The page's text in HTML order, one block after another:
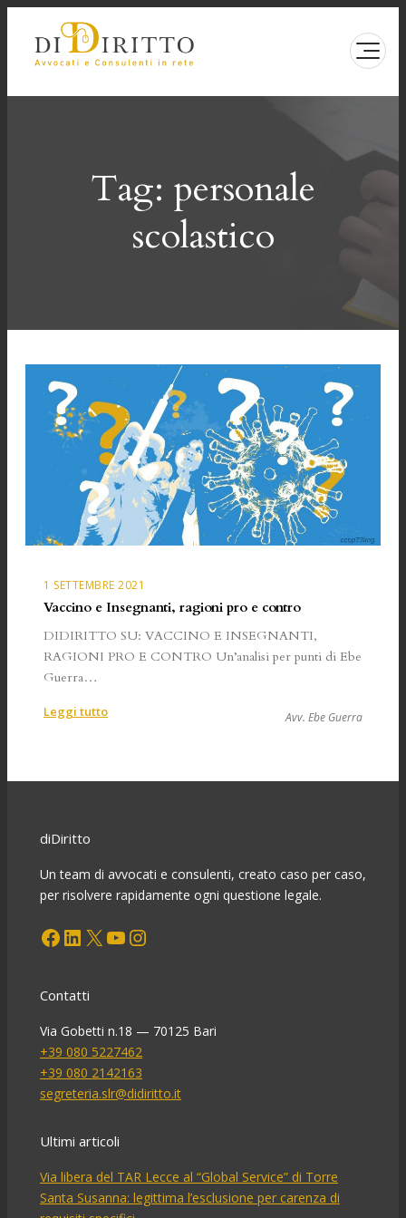
contenuto
Tag: personale
scolastico
1 SETTEMBRE 2021
Vaccino e Insegnanti, ragioni pro e contro
DIDIRITTO SU: VACCINO E INSEGNANTI,
RAGIONI PRO E CONTRO Un’analisi per punti di Ebe
Guerra…
Leggi tutto:
Avv. Ebe Guerra
diDiritto
Un team di avvocati e consulenti, creato caso per caso,
per risolvere rapidamente ogni questione legale.
Facebook LinkedIn X YouTube Instagram
Contatti
Via Gobetti n.18 — 70125 Bari
+39 080 5227462
+39 080 2142163
segreteria.slr@didiritto.it
Ultimi articoli
Via libera del TAR Lecce al “Global Service” di Torre
Santa Susanna: legittima l’esclusione per carenza di